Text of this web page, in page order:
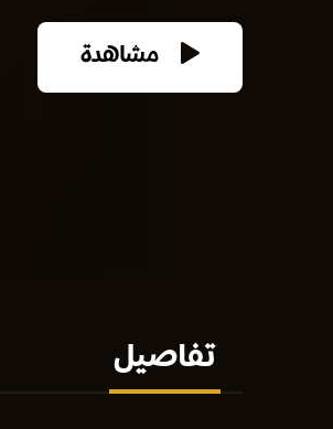
مشاهدة
تفاصيل